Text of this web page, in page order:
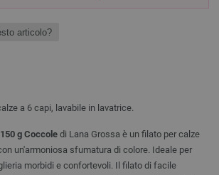
articolo?
a 6 capi, lavabile in lavatrice.
g Coccole di Lana Grossa è un filato per calze
un'armoniosa sfumatura di colore. Ideale per
morbidi e confortevoli. Il filato di facile